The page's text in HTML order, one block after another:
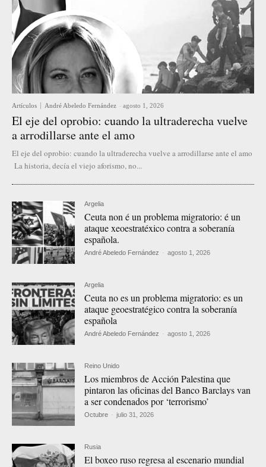
Artículos André Abeledo Fernández - agosto 1, 2026
El eje del oprobio: cuando la ultraderecha vuelve
a arrodillarse ante el amo
El eje del oprobio: cuando la ultraderecha vuelve a arrodillarse ante el amo
La historia, decía el viejo aforismo, no...
Argelia
Ceuta non é un problema migratorio: é un
ataque xeoestratéxico contra a soberanía
española.
André Abeledo Fernández - agosto 1, 2026
Argelia
Ceuta no es un problema migratorio: es un
ataque geoestratégico contra la soberanía
española
André Abeledo Fernández - agosto 1, 2026
Reino Unido
Los miembros de Acción Palestina que
pintaron las oficinas del Banco Barclays van
a ser condenados por ‘terrorismo’
Octubre - julio 31, 2026
Rusia
El boxeo ruso regresa al escenario mundial